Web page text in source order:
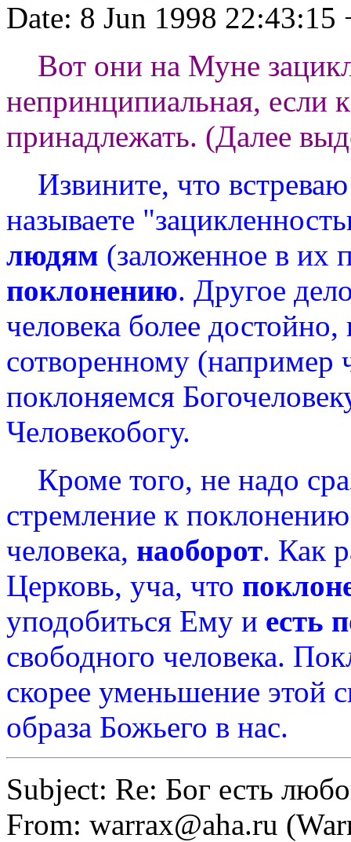
Date: 8 Jun 1998 22:43:15
Вот они на Муне
непринципиальная, если
принадлежать. (Далее
Извините, что
называете
людям (заложенное в их
поклонению. Другое
человека более
сотворенному
поклоняемся
Человекобогу.
Кроме того, не надо
стремление к
человека, наоборот. Как
Церковь, уча, что
уподобиться Ему и есть
свободного человека.
скорее уменьшение этой
образа Божьего в нас.
Subject: Re: Бог есть
From: warrax@aha.ru